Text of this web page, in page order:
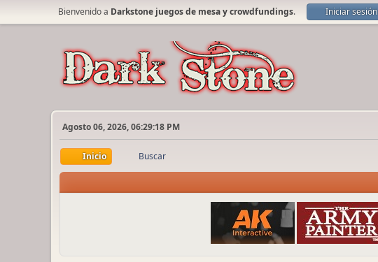
Bienvenido a Darkstone juegos de mesa y crowdfundings. Iniciar sesión
Agosto 06, 2026, 06:29:18 PM
Inicio Buscar